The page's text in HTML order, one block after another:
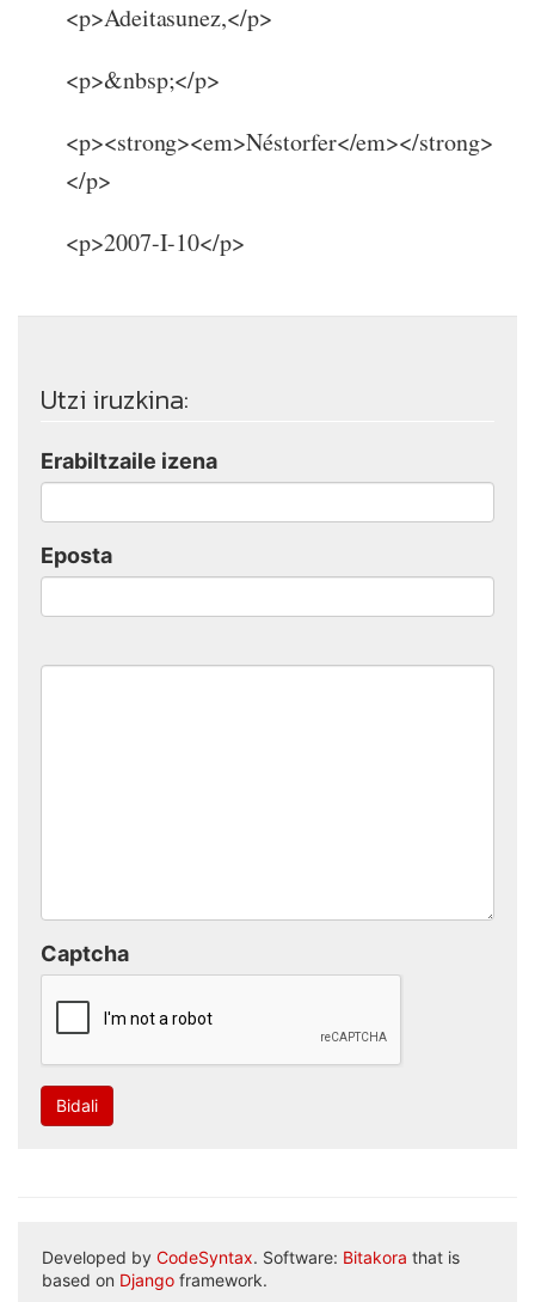
<p>Adeitasunez,</p>
<p>&nbsp;</p>
<p><strong><em>Néstorfer</em></strong>
</p>
<p>2007-I-10</p>
Utzi iruzkina:
Erabiltzaile izena
Eposta
Captcha
Bidali
Developed by CodeSyntax. Software: Bitakora that is
based on Django framework.